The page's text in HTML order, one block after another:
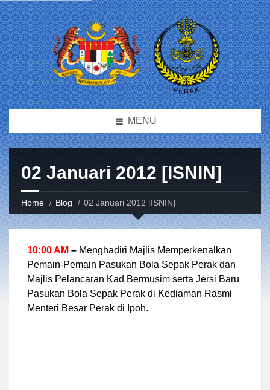
MENU
02 Januari 2012 [ISNIN]
Home Blog 02 Januari 2012 [ISNIN]
10:00 AM – Menghadiri Majlis Memperkenalkan
Pemain-Pemain Pasukan Bola Sepak Perak dan
Majlis Pelancaran Kad Bermusim serta Jersi Baru
Pasukan Bola Sepak Perak di Kediaman Rasmi
Menteri Besar Perak di Ipoh.